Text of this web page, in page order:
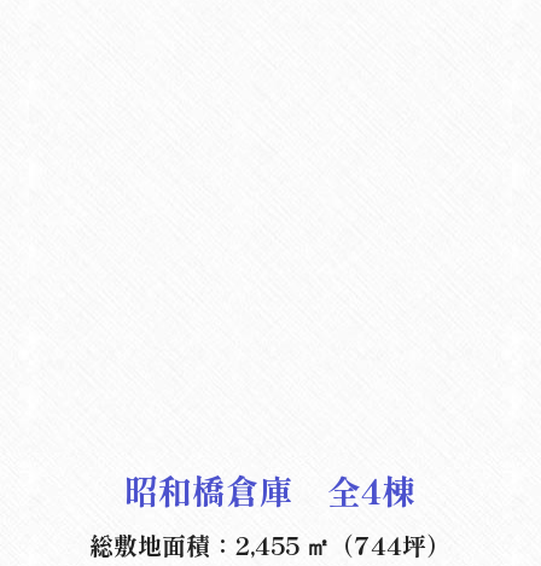
昭和橋倉庫　全4棟
総敷地面積：2,455 ㎡（744坪）